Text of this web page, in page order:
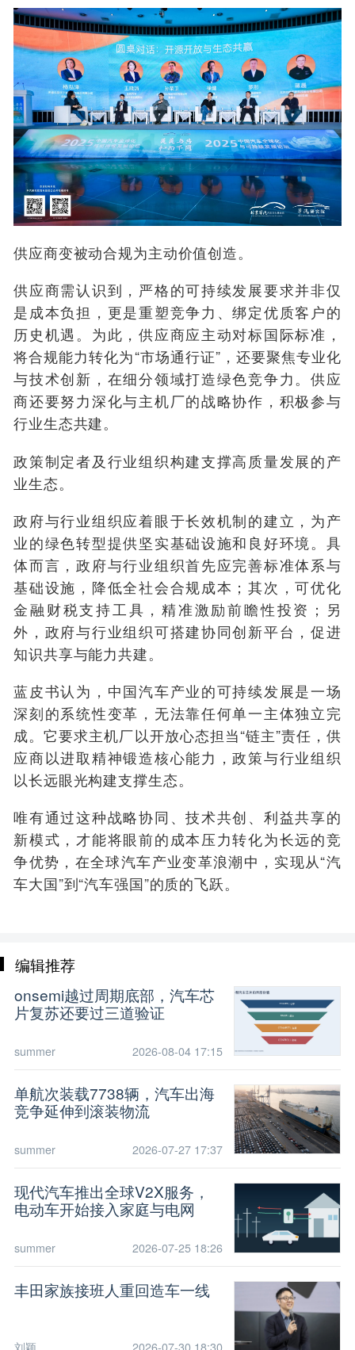
供应商变被动合规为主动价值创造。
供应商需认识到，严格的可持续发展要求并非仅
是成本负担，更是重塑竞争力、绑定优质客户的
历史机遇。为此，供应商应主动对标国际标准，
将合规能力转化为“市场通行证”，还要聚焦专业化
与技术创新，在细分领域打造绿色竞争力。供应
商还要努力深化与主机厂的战略协作，积极参与
行业生态共建。
政策制定者及行业组织构建支撑高质量发展的产
业生态。
政府与行业组织应着眼于长效机制的建立，为产
业的绿色转型提供坚实基础设施和良好环境。具
体而言，政府与行业组织首先应完善标准体系与
基础设施，降低全社会合规成本；其次，可优化
金融财税支持工具，精准激励前瞻性投资；另
外，政府与行业组织可搭建协同创新平台，促进
知识共享与能力共建。
蓝皮书认为，中国汽车产业的可持续发展是一场
深刻的系统性变革，无法靠任何单一主体独立完
成。它要求主机厂以开放心态担当“链主”责任，供
应商以进取精神锻造核心能力，政策与行业组织
以长远眼光构建支撑生态。
唯有通过这种战略协同、技术共创、利益共享的
新模式，才能将眼前的成本压力转化为长远的竞
争优势，在全球汽车产业变革浪潮中，实现从“汽
车大国”到“汽车强国”的质的飞跃。
编辑推荐
onsemi越过周期底部，汽车芯
片复苏还要过三道验证
summer 2026-08-04 17:15
单航次装载7738辆，汽车出海
竞争延伸到滚装物流
summer 2026-07-27 17:37
现代汽车推出全球V2X服务，
电动车开始接入家庭与电网
summer 2026-07-25 18:26
丰田家族接班人重回造车一线
刘颖 2026-07-30 18:30